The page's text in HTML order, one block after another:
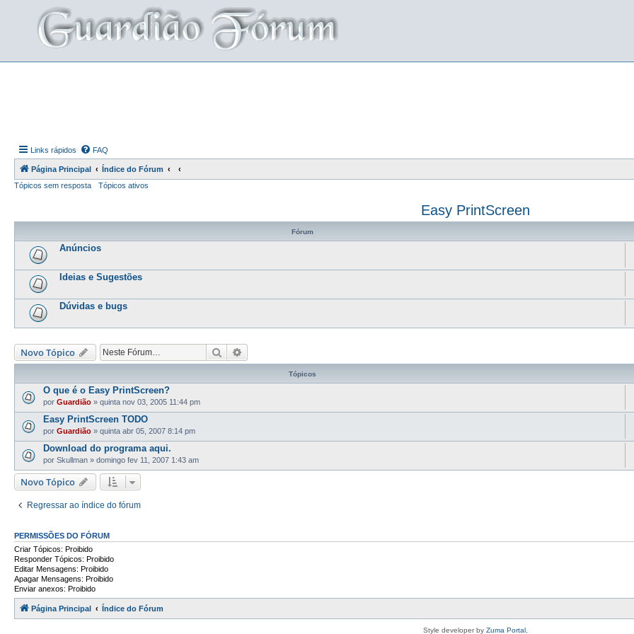
Links rápidos FAQ
Página Principal
Índice do Fórum
Tópicos sem resposta
Tópicos ativos
Easy PrintScreen
Fórum
Anúncios
Ideias e Sugestões
Dúvidas e bugs
Novo Tópico Pesquisar
Tópicos
O que é o Easy PrintScreen?
por Guardião » quinta nov 03, 2005 11:44 pm
Easy PrintScreen TODO
por Guardião » quinta abr 05, 2007 8:14 pm
Download do programa aqui.
por Skullman » domingo fev 11, 2007 1:43 am
Novo Tópico
Regressar ao índice do fórum
PERMISSÕES DO FÓRUM
Criar Tópicos: Proibido
Responder Tópicos: Proibido
Editar Mensagens: Proibido
Apagar Mensagens: Proibido
Enviar anexos: Proibido
Página Principal Índice do Fórum
Style developer by Zuma Portal